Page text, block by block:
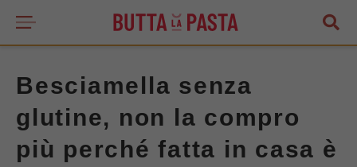
Besciamella senza
glutine, non la compro
più perché fatta in casa è